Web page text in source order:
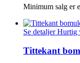
Minimum salg er
Se detaljerHurtig
Tittekant